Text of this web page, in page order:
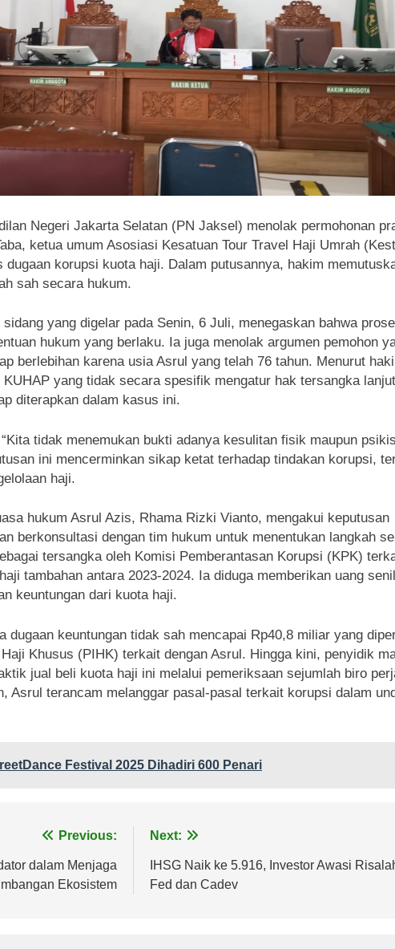
Negeri Jakarta Selatan (PN Jaksel) menolak permohonan
ketua umum Asosiasi Kesatuan Tour Travel Haji Umrah
korupsi kuota haji. Dalam putusannya, hakim
sah secara hukum.
yang digelar pada Senin, 6 Juli, menegaskan bahwa
hukum yang berlaku. Ia juga menolak argumen pemohon
berlebihan karena usia Asrul yang telah 76 tahun. Menurut
yang tidak secara spesifik mengatur hak tersangka
diterapkan dalam kasus ini.
tidak menemukan bukti adanya kesulitan fisik maupun
ini mencerminkan sikap ketat terhadap tindakan korupsi,
haji.
hukum Asrul Azis, Rhama Rizki Vianto, mengakui keputusan
berkonsultasi dengan tim hukum untuk menentukan langkah
tersangka oleh Komisi Pemberantasan Korupsi (KPK)
tambahan antara 2023-2024. Ia diduga memberikan uang
keuntungan dari kuota haji.
dugaan keuntungan tidak sah mencapai Rp40,8 miliar yang
Khusus (PIHK) terkait dengan Asrul. Hingga kini, penyidik
jual beli kuota haji ini melalui pemeriksaan sejumlah biro
Asrul terancam melanggar pasal-pasal terkait korupsi dalam
Festival 2025 Dihadiri 600 Penari
Previous:
dalam Menjaga
Ekosistem
Next:
IHSG Naik ke 5.916, Investor Awasi
Fed dan Cadev